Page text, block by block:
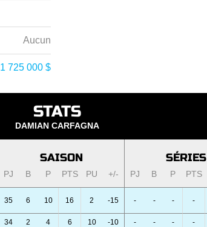
Aucun
1 725 000 $
STATS
DAMIAN CARFAGNA
SAISON SÉRIES
PJ B P PTS PU +/- PJ B P PTS
35 6 10 16 2 -15 - - - -
34 2 4 6 10 -10 - - - -